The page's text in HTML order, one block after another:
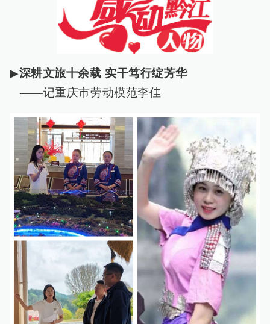
▶深耕文旅十余载 实干笃行绽芳华
——记重庆市劳动模范李佳